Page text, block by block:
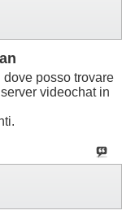
posso trovare
videochat in